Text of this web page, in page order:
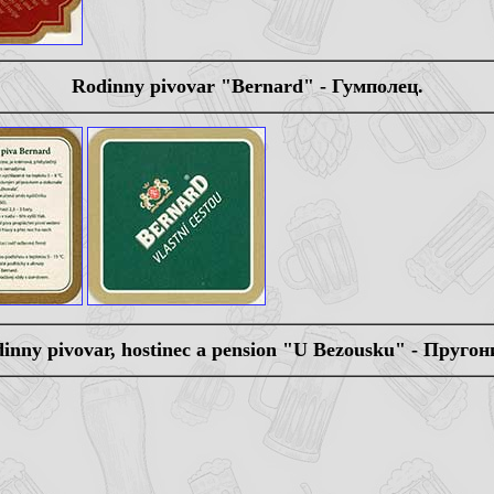
Rodinny pivovar "Bernard" - Гумполец.
pivovar, hostinec a pension "U Bezousku" -